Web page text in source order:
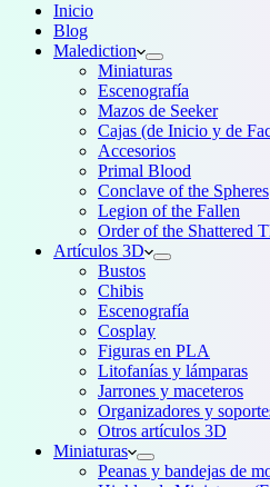
Inicio
Blog
Malediction
Miniaturas
Escenografía
Mazos de Seeker
Cajas (de Inicio y de
Accesorios
Primal Blood
Conclave of the Spheres
Legion of the Fallen
Order of the Shattered
Artículos 3D
Bustos
Chibis
Escenografía
Cosplay
Figuras en PLA
Litofanías y lámparas
Jarrones y maceteros
Organizadores y
Otros artículos 3D
Miniaturas
Peanas y bandejas de